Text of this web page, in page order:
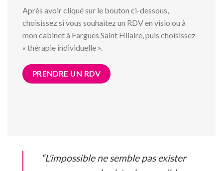
Après avoir cliqué sur le bouton ci-dessous,
choisissez si vous souhaitez un RDV en visio ou à
mon cabinet à Fargues Saint Hilaire, puis choisissez
« thérapie individuelle ».
PRENDRE UN RDV
“L’impossible ne semble pas exister